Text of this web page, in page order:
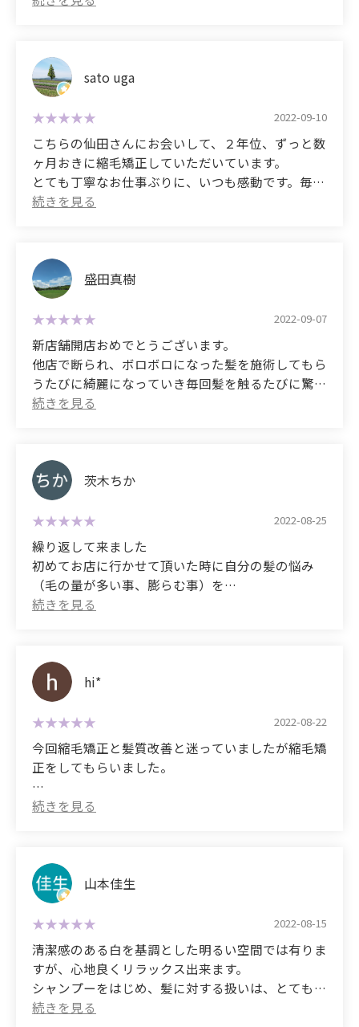
My hair is very curly, and apparently, in the past,
I'd been treated with strong chemicals, which left
my hair in a very damaged and frizzy state...
(crying)
So, I found this salon online, and after a brief
phone consultation, I made a reservation.
First, they thoroughly examined my hair and
provided a very careful consultation, which left a
great impression.
However, the treatment time was unexpectedly
long.
(It seems to vary depending on the damage to the
However, since I've only ever had treatments
lasting about an hour at other salons,
it seems that this much time is necessary to truly
improve hair quality.
Ultimately, I was extremely satisfied with the
results!
Thank you so, so much.
My hair looks beautiful, and I've been getting lots
I feel like I've been reborn!
I hope we can continue our relationship for many
though the treatment takes a long time.
で毎日快適です。髪のひっかかりも全くなく、なん
といっても艶が凄いです。ピカピカです！縮毛矯正
ではないのに癖もかなり伸び毎日使っていたアイロ
ンも毛先を巻くぐらい程度で済むようになり、いつ
もの3分の1ほどに時間も短縮され、満足していま
す。
施術時間は3時間〜4時間と長いですが、お店の回
転より1人1人の髪を綺麗にするというオーナーさ
Netflixなども見れるようにPadも設備されているの
で、快適です。
場所は本当に分かりにくいですが、それが隠れ家の
ようで、この美容室を知れた方にしか味わえない髪
質改善を体感できると思います。行かないと損で
す。
ありがとうございました！
(Translated by Google)
I had my hair improved.
My hair was frizzy and puffy, and damaged from
coloring and perms. I was worried about it every
day.
comfortable every day. My hair doesn't get caught
at all, and it's incredibly shiny. It's shiny! Even
has straightened out a lot, and I only need to curl
the ends of my hair, which I used every day, and the
time has been reduced to about one-third of what
it usually takes, so I'm very satisfied.
beautiful rather than the turnover of the salon, so
the quality of the work is so good that it's
understandable! They are very polite. The
treatment table is equipped with a pad so you can
watch huru and Netflix, so it's comfortable.
The location is really hard to find, but it's like a
hideaway, and I think you can experience hair
sato uga
2022-09-10
こちらの仙田さんにお会いして、２年位、ずっと数
ヶ月おきに縮毛矯正していただいています。
とても丁寧なお仕事ぶりに、いつも感動です。毎
回、私の髪のデータが保存されているので、失敗が
すので、予約必須ですよ。
(Translated by Google)
I met Senda-san here about two years ago, and I've
been getting my hair straightened every few
months.
I'm always impressed by how meticulous his work
is. He saves my hair data every time, so there are no
mistakes. He uses time and chemicals wisely to
reservation.
盛田真樹
2022-09-07
新店舗開店おめでとうございます。
他店で断られ、ボロボロになった髪を施術してもら
うたびに綺麗になっていき毎回髪を触るたびに驚い
ています。
(Translated by Google)
Congratulations on the opening of your new store!
My hair, which was in terrible condition after being
turned away by other salons, has been getting
healthier and healthier with each treatment. I'm
amazed every time I touch my hair.
I look forward to seeing you again next time.
茨木ちか
2022-08-25
繰り返して来ました
初めてお店に行かせて頂いた時に自分の髪の悩み
（毛の量が多い事、膨らむ事）を
聞いて頂き
半信半疑でした。
縮毛矯正が始まり終了した時
感動して嬉しくて泣きそうになりました。
真っ直ぐ伸びた髪 ツヤツヤ髪
本当にドライヤーも30分以上短縮出来て
出勤前の準備が楽になりました。
娘も私と一緒でくせ毛に悩んでいたので紹介して
今では娘と一緒に通わせて頂いてます
いつも長い時間嫌な顔ひとつせずに髪を綺麗にして
娘からのメッセージです
(元々くせ毛、髪の量多くてさらに髪を色々染めて
傷んでた)時にお母さんにこちらのお店を紹介して
もらって
縮毛矯正を受けた時今まで他の所で受けてた縮毛矯
正はなんだったんだぐらい、サラサラでつるつるな
hi*
2022-08-22
今回縮毛矯正と髪質改善と迷っていましたが縮毛矯
正をしてもらいました。
結論。大満足です。
かりしてもらい今まで疑問に思っていた事も理解で
き施術を受けることができました。
ブリーチもしていた事もあり、他では対応もしても
らいない絶望の中でしたのでしっかり悩みに対して
て対応して頂いたことが何より良かったです。
トリートメントで毎月行くより髪の毛が圧倒的に変
化した事を実感しました！
山本佳生
2022-08-15
清潔感のある白を基調とした明るい空間では有りま
すが、心地良くリラックス出来ます。
シャンプーをはじめ、髪に対する扱いは、とても丁
寧です。